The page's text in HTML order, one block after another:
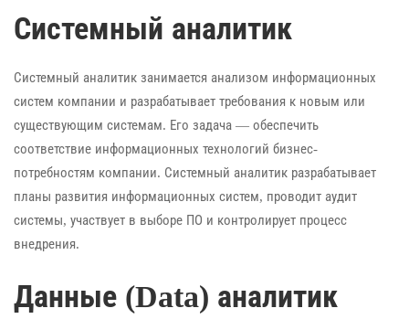
Системный аналитик
Системный аналитик занимается анализом информационных
систем компании и разрабатывает требования к новым или
существующим системам. Его задача — обеспечить
соответствие информационных технологий бизнес-
потребностям компании. Системный аналитик разрабатывает
планы развития информационных систем, проводит аудит
системы, участвует в выборе ПО и контролирует процесс
внедрения.
Данные (Data) аналитик